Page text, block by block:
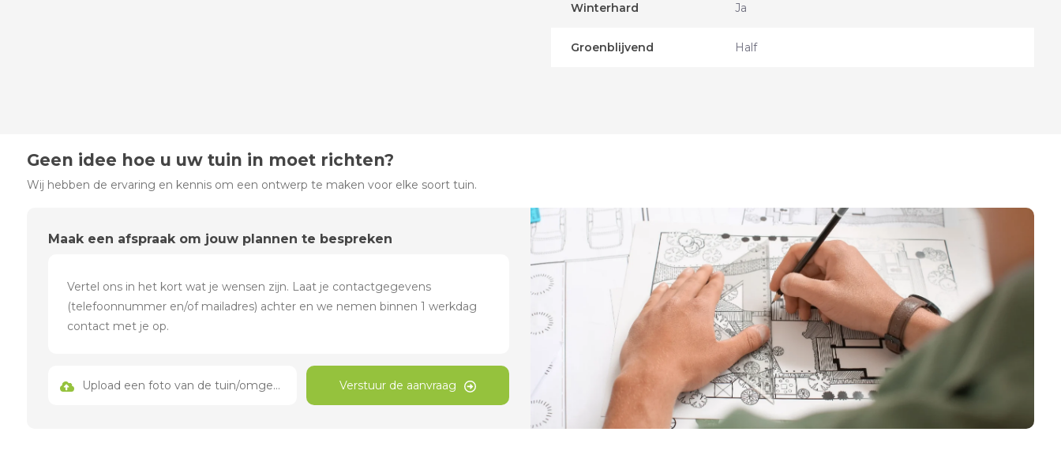
Winterhard Ja
Groenblijvend Half
Geen idee hoe u uw tuin in moet richten?
Wij hebben de ervaring en kennis om een ontwerp te maken voor elke soort tuin.
Maak een afspraak om jouw plannen te bespreken
Upload een foto van de tuin/omgeving Verstuur de aanvraag